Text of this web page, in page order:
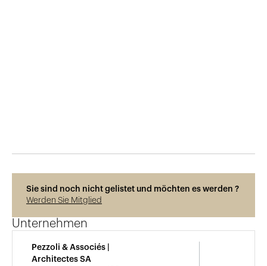
Sie sind noch nicht gelistet und möchten es werden ?
Werden Sie Mitglied
Unternehmen
Pezzoli & Associés |
Architectes SA